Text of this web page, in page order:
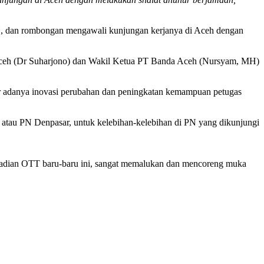
rombongan mengawali kunjungan kerjanya di Aceh dengan
(Dr Suharjono) dan Wakil Ketua PT Banda Aceh (Nursyam, MH)
inovasi perubahan dan peningkatan kemampuan petugas
PN Denpasar, untuk kelebihan-kelebihan di PN yang dikunjungi
OTT baru-baru ini, sangat memalukan dan mencoreng muka